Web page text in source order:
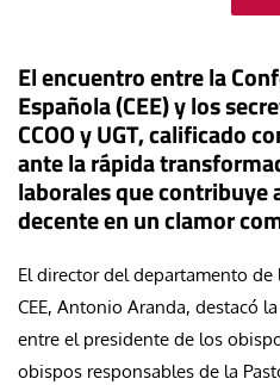
El encuentro entre la
Española (CEE)y los
CCOOyUGT, calificado
ante la rápida
laborales que contribuye
decente en un clamor
El director del departamento de
CEE, Antonio Aranda, destacó
entre el presidente de los
obispos responsables de la